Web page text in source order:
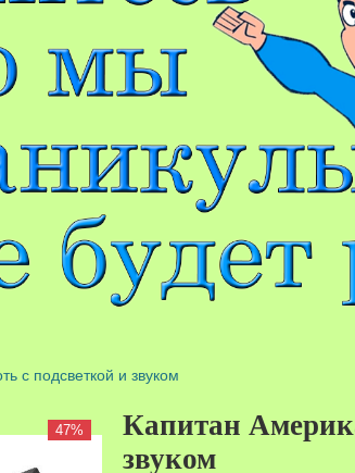
с подсветкой и звуком
47%
Капитан
звуком